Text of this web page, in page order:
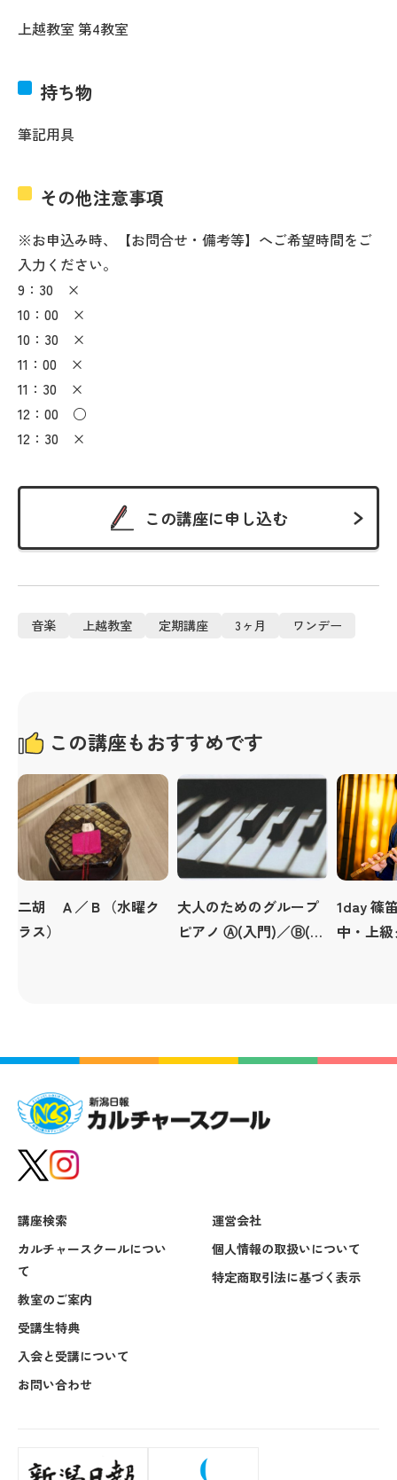
上越教室 第4教室
持ち物
筆記用具
その他注意事項
※お申込み時、【お問合せ・備考等】へご希望時間をご
入力ください。
9：30 ×
10：00 ×
10：30 ×
11：00 ×
11：30 ×
12：00 ○
12：30 ×
この講座に申し込む
音楽 上越教室 定期講座 3ヶ月 ワンデー
この講座もおすすめです
二胡 Ａ／Ｂ（水曜ク
ラス）
大人のためのグループ
ピアノ Ⓐ(入門)／Ⓑ(初
1day 篠
中・上
講座検索
カルチャースクールについ
て
教室のご案内
受講生特典
入会と受講について
お問い合わせ
運営会社
個人情報の取扱いについて
特定商取引法に基づく表示